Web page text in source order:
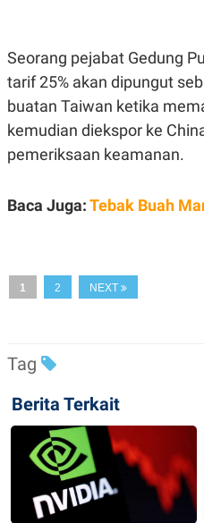
M
E
I
D
L
A
N
N
T
A
K
N
A
E
N
A
R
V
T
Seorang pejabat Gedung
tarif 25% akan dipungut
buatan Taiwan ketika
kemudian diekspor ke
pemeriksaan keamanan.
Baca Juga:Tebak Buah
1 2 NEXT
Tag
Berita Terkait